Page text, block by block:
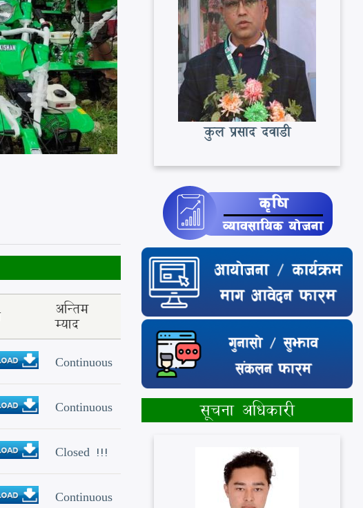
अन्तिम
म्याद
Continuous
Continuous
Closed !!!
Continuous
कुल प्रसाद दवाडी
सूचना अधिकारी